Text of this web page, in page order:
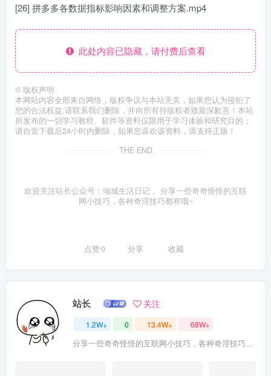
[26] 拼多多各数据指标影响因素和调整方案.mp4
此处内容已隐藏，请付费后查看
© 版权声明
本网站内容全部来自网络，版权争议与本站无关，如果您认为侵犯了
您的合法权益,请联系我们删除，并向所有持版权者致最深歉意！本站
所发布的一切学习教程、软件等资料仅限用于学习体验和研究目的；
请自觉下载后24小时内删除，如果您喜欢该资料，请支持正版！
THE END
欢迎关注站长公众号：倾城生活日记 。分享一些奇奇怪怪的互联
网小技巧，各种奇淫技巧都有哦~
点赞0 分享 收藏
站长 关注
1.2W+ 0 13.4W+ 68W+
分享一些奇奇怪怪的互联网小技巧，各种奇淫技巧都在本站。